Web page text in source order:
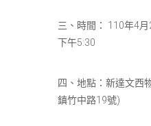
三、時間： 110年4
下午5:30
四、地點：新達文西
鎮竹中路19號)